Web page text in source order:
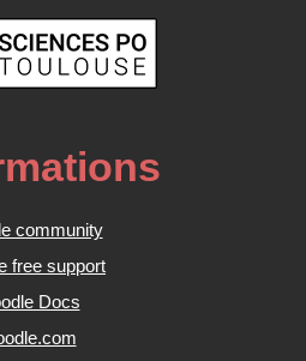
community
free support
Docs